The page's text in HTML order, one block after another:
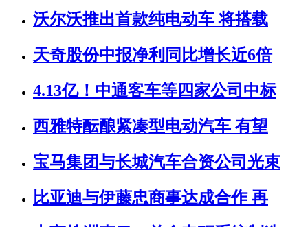
沃尔沃推出首款纯电动车 将搭载
天奇股份中报净利同比增长近6倍
4.13亿！中通客车等四家公司中标
西雅特酝酿紧凑型电动汽车 有望
宝马集团与长城汽车合资公司光束
比亚迪与伊藤忠商事达成合作 再